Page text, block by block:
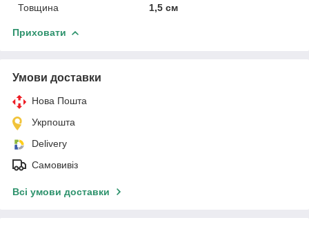
Товщина 1,5 см
Приховати
Умови доставки
Нова Пошта
Укрпошта
Delivery
Самовивіз
Всі умови доставки